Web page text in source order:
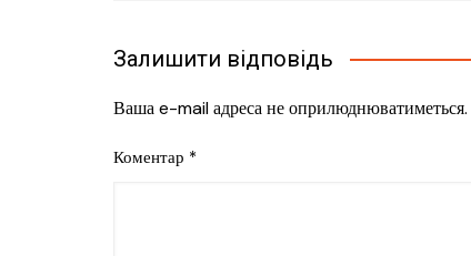
Залишити відповідь
Ваша e-mail адреса не оприлюднюватиметься.
Коментар *